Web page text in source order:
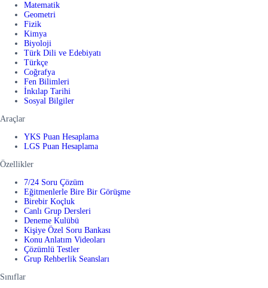
Matematik
Geometri
Fizik
Kimya
Biyoloji
Türk Dili ve Edebiyatı
Türkçe
Coğrafya
Fen Bilimleri
İnkılap Tarihi
Sosyal Bilgiler
Araçlar
YKS Puan Hesaplama
LGS Puan Hesaplama
Özellikler
7/24 Soru Çözüm
Eğitmenlerle Bire Bir Görüşme
Birebir Koçluk
Canlı Grup Dersleri
Deneme Kulübü
Kişiye Özel Soru Bankası
Konu Anlatım Videoları
Çözümlü Testler
Grup Rehberlik Seansları
Sınıflar